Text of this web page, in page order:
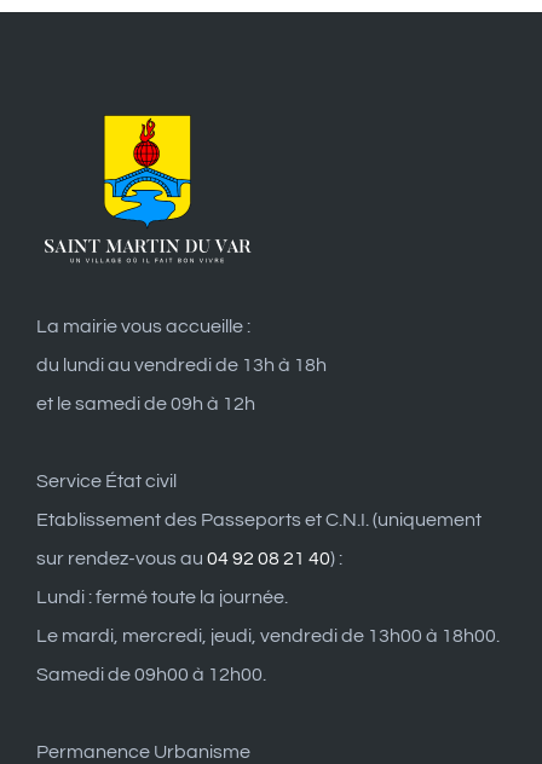
La mairie vous accueille :
du lundi au vendredi de 13h à 18h
et le samedi de 09h à 12h
Service État civil
Etablissement des Passeports et C.N.I. (uniquement
sur rendez-vous au 04 92 08 21 40) :
Lundi : fermé toute la journée.
Le mardi, mercredi, jeudi, vendredi de 13h00 à 18h00.
Samedi de 09h00 à 12h00.
Permanence Urbanisme